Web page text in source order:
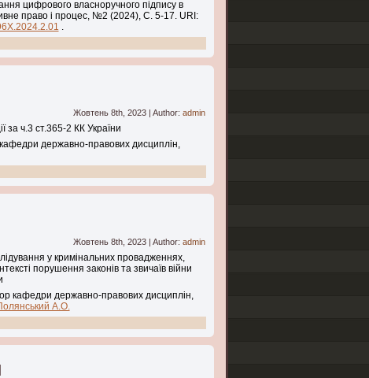
цифрового власноручного підпису в
право і процес, №2 (2024), С. 5-17. URI:
Жовтень 8th, 2023 | Author: admin
за ч.3 ст.365-2 КК України
державно-правових дисциплін,
Жовтень 8th, 2023 | Author: admin
у кримінальних провадженнях,
порушення законів та звичаїв війни
кафедри державно-правових дисциплін,
А.О.